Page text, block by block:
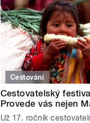
Cestování
Cestovatelský
Provede vás nejen
Už 17. ročník